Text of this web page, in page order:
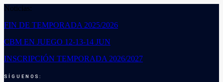
Noticias:
FIN DE TEMPORADA 2025/2026
CBM EN JUEGO 12-13-14 JUN
INSCRIPCIÓN TEMPORADA 2026/2027
SÍGUENOS: